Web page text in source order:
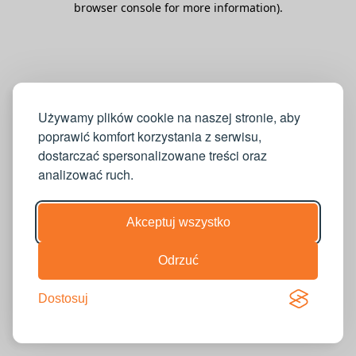
Używamy plików cookie na naszej stronie, aby
poprawić komfort korzystania z serwisu,
dostarczać spersonalizowane treści oraz
analizować ruch.
Akceptuj wszystko
Odrzuć
Dostosuj
browser console for more information).